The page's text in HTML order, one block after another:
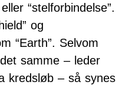
“stelforbindelse”.
og
“Earth”. Selvom
samme – leder
kredsløb – så synes